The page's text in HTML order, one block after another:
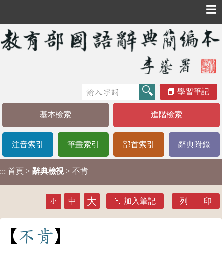
☰
學習筆記
基本檢索 進階檢索
注音索引 筆畫索引 部首索引 辭典附錄
::: 首頁 > 辭典檢視 > 不肯
小 中 大 加入筆記 列 印
不 肯